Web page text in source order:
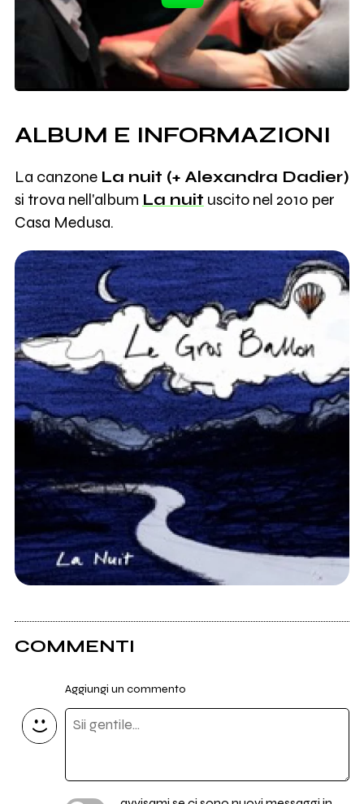
ALBUM E INFORMAZIONI
La canzone La nuit (+ Alexandra Dadier)
si trova nell'album La nuit uscito nel 2010 per
Casa Medusa.
COMMENTI
Aggiungi un commento